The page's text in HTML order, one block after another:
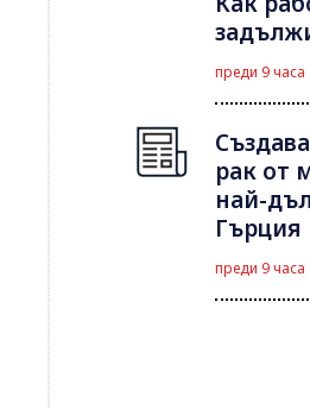
преди 9 часа
рак от
най-
Гърция
преди 9 часа